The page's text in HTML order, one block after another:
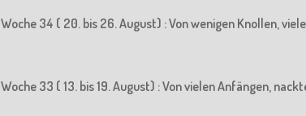
Woche 34 ( 20. bis 26. August) : Von wenigen Knollen,
Woche 33 ( 13. bis 19. August) : Von vielen Anfängen,